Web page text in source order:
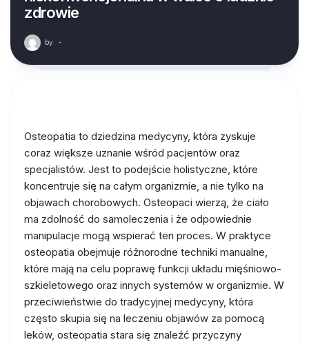
zdrowie
by ·
Osteopatia to dziedzina medycyny, która zyskuje
coraz większe uznanie wśród pacjentów oraz
specjalistów. Jest to podejście holistyczne, które
koncentruje się na całym organizmie, a nie tylko na
objawach chorobowych. Osteopaci wierzą, że ciało
ma zdolność do samoleczenia i że odpowiednie
manipulacje mogą wspierać ten proces. W praktyce
osteopatia obejmuje różnorodne techniki manualne,
które mają na celu poprawę funkcji układu mięśniowo-
szkieletowego oraz innych systemów w organizmie. W
przeciwieństwie do tradycyjnej medycyny, która
często skupia się na leczeniu objawów za pomocą
leków, osteopatia stara się znaleźć przyczyny